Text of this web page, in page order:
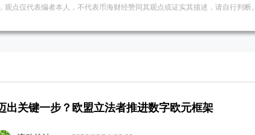
点仅代表编者本人，不代表币海财经赞同其观点或证实其描述，请自行判断。
出关键一步？欧盟立法者推进数字欧元框架